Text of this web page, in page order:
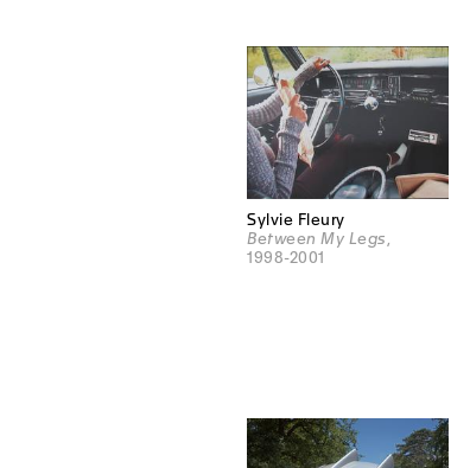
Sylvie Fleury
Between My Legs
1998-2001